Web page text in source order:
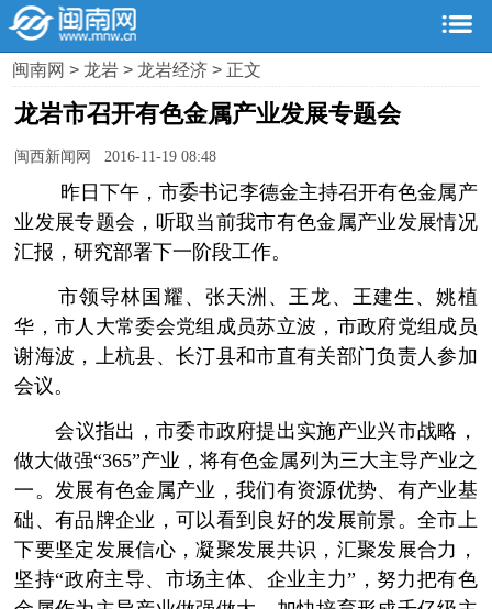
闽南网>龙岩>龙岩经济> 正文
龙岩市召开有色金属产业发展专题会
闽西新闻网 2016-11-19 08:48
­ 昨日下午，市委书记李德金主持召开有色金属产
业发展专题会，听取当前我市有色金属产业发展情况
汇报，研究部署下一阶段工作。
­ 市领导林国耀、张天洲、王龙、王建生、姚植
华，市人大常委会党组成员苏立波，市政府党组成员
谢海波，上杭县、长汀县和市直有关部门负责人参加
会议。
­ 会议指出，市委市政府提出实施产业兴市战略，
做大做强“365”产业，将有色金属列为三大主导产业之
一。发展有色金属产业，我们有资源优势、有产业基
础、有品牌企业，可以看到良好的发展前景。全市上
下要坚定发展信心，凝聚发展共识，汇聚发展合力，
坚持“政府主导、市场主体、企业主力”，努力把有色